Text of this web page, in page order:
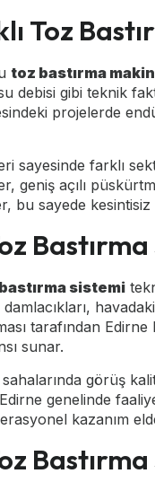
Toz
toz bastırma
debisi gibi teknik
projelerde
sayesinde farklı
geniş açılı
bu sayede
sistemi
tarafından
sunar.
görüş
genelinde
kazanım